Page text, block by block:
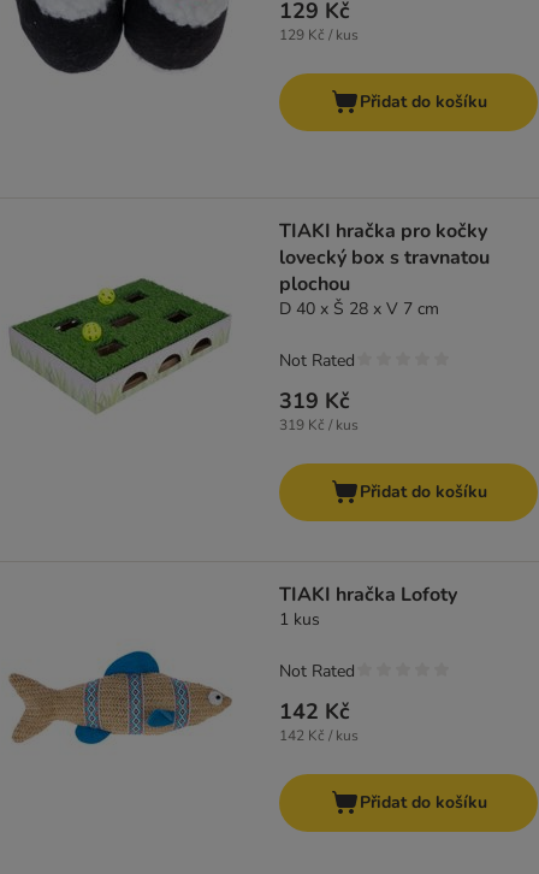
129 Kč
129 Kč / kus
Přidat do košíku
TIAKI hračka pro kočky
lovecký box s travnatou
plochou
D 40 x Š 28 x V 7 cm
319 Kč
319 Kč / kus
Not Rated
Přidat do košíku
TIAKI hračka Lofoty
1 kus
142 Kč
142 Kč / kus
Not Rated
Přidat do košíku